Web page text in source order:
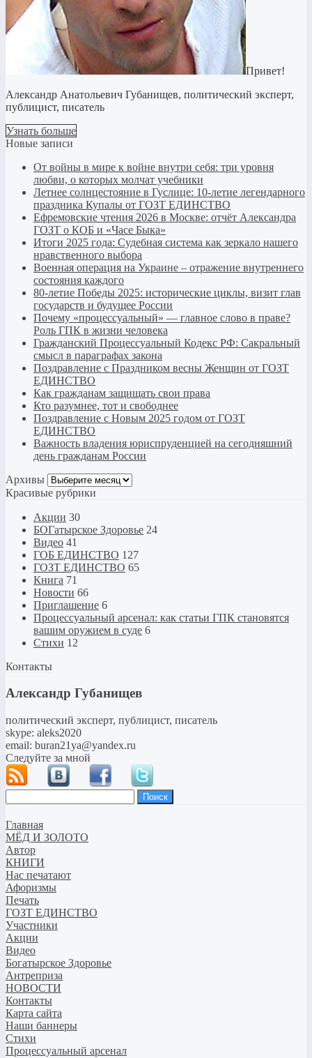
Привет!
Александр Анатольевич Губанищев, политический эксперт,
публицист, писатель
Узнать больше
Новые записи
От войны в мире к войне внутри себя: три уровня
любви, о которых молчат учебники
Летнее солнцестояние в Гуслице: 10-летие легендарного
праздника Купалы от ГОЗТ ЕДИНСТВО
Ефремовские чтения 2026 в Москве: отчёт Александра
ГОЗТ о КОБ и «Часе Быка»
Итоги 2025 года: Судебная система как зеркало нашего
нравственного выбора
Военная операция на Украине – отражение внутреннего
состояния каждого
80-летие Победы 2025: исторические циклы, визит глав
государств и будущее России
Почему «процессуальный» — главное слово в праве?
Роль ГПК в жизни человека
Гражданский Процессуальный Кодекс РФ: Сакральный
смысл в параграфах закона
Поздравление с Праздником весны Женщин от ГОЗТ
ЕДИНСТВО
Как гражданам защищать свои права
Кто разумнее, тот и свободнее
Поздравление с Новым 2025 годом от ГОЗТ
ЕДИНСТВО
Важность владения юриспруденцией на сегодняшний
день гражданам России
Архивы Архивы
Красивые рубрики
Акции 30
БОГатырское Здоровье 24
Видео 41
ГОБ ЕДИНСТВО 127
ГОЗТ ЕДИНСТВО 65
Книга 71
Новости 66
Приглашение 6
Процессуальный арсенал: как статьи ГПК становятся
вашим оружием в суде 6
Стихи 12
Контакты
Александр Губанищев
политический эксперт, публицист, писатель
skype: aleks2020
email: buran21ya@yandex.ru
Следуйте за мной
Главная
МЁД И ЗОЛОТО
Автор
КНИГИ
Нас печатают
Афоризмы
Печать
ГОЗТ ЕДИНСТВО
Участники
Акции
Видео
Богатырское Здоровье
Антреприза
НОВОСТИ
Контакты
Карта сайта
Наши баннеры
Стихи
Процессуальный арсенал